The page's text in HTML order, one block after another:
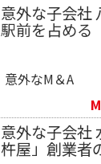
意外な子会社
駅前を占める
意外なM＆A
意外な子会社
杵屋」創業者